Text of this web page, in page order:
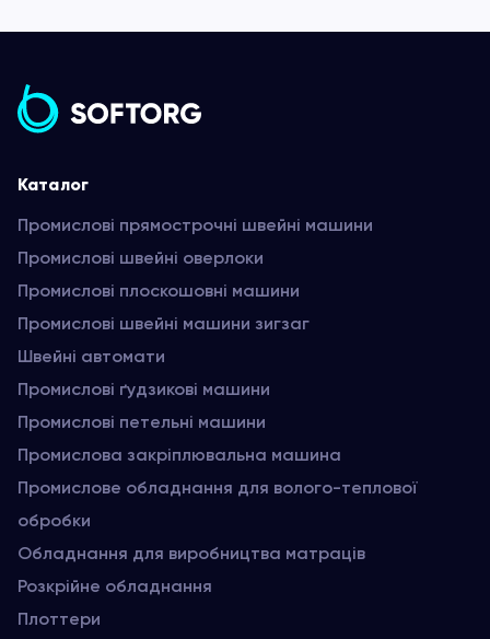
Каталог
Промислові прямострочні швейні машини
Промислові швейні оверлоки
Промислові плоскошовні машини
Промислові швейні машини зигзаг
Швейні автомати
Промислові ґудзикові машини
Промислові петельні машини
Промислова закріплювальна машина
Промислове обладнання для волого-теплової
обробки
Обладнання для виробництва матраців
Розкрійне обладнання
Плоттери